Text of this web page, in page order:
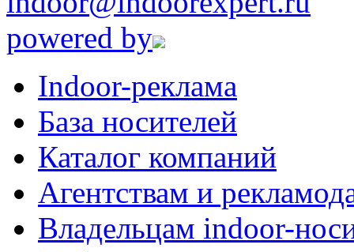
powered by
Indoor-реклама
База носителей
Каталог компаний
Агентствам и
Владельцам indoor-